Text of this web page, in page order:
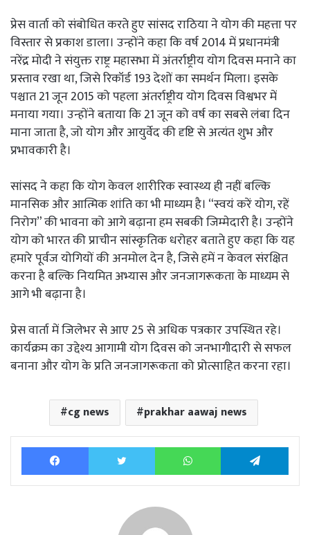
प्रेस वार्ता को संबोधित करते हुए सांसद राठिया ने योग की महत्ता पर
विस्तार से प्रकाश डाला। उन्होंने कहा कि वर्ष 2014 में प्रधानमंत्री
नरेंद्र मोदी ने संयुक्त राष्ट्र महासभा में अंतर्राष्ट्रीय योग दिवस मनाने का
प्रस्ताव रखा था, जिसे रिकॉर्ड 193 देशों का समर्थन मिला। इसके
पश्चात 21 जून 2015 को पहला अंतर्राष्ट्रीय योग दिवस विश्वभर में
मनाया गया। उन्होंने बताया कि 21 जून को वर्ष का सबसे लंबा दिन
माना जाता है, जो योग और आयुर्वेद की दृष्टि से अत्यंत शुभ और
प्रभावकारी है।
सांसद ने कहा कि योग केवल शारीरिक स्वास्थ्य ही नहीं बल्कि
मानसिक और आत्मिक शांति का भी माध्यम है। “स्वयं करें योग, रहें
निरोग” की भावना को आगे बढ़ाना हम सबकी जिम्मेदारी है। उन्होंने
योग को भारत की प्राचीन सांस्कृतिक धरोहर बताते हुए कहा कि यह
हमारे पूर्वज योगियों की अनमोल देन है, जिसे हमें न केवल संरक्षित
करना है बल्कि नियमित अभ्यास और जनजागरूकता के माध्यम से
आगे भी बढ़ाना है।
प्रेस वार्ता में जिलेभर से आए 25 से अधिक पत्रकार उपस्थित रहे।
कार्यक्रम का उद्देश्य आगामी योग दिवस को जनभागीदारी से सफल
बनाना और योग के प्रति जनजागरूकता को प्रोत्साहित करना रहा।
cg news prakhar aawaj news
Facebook Twitter WhatsApp